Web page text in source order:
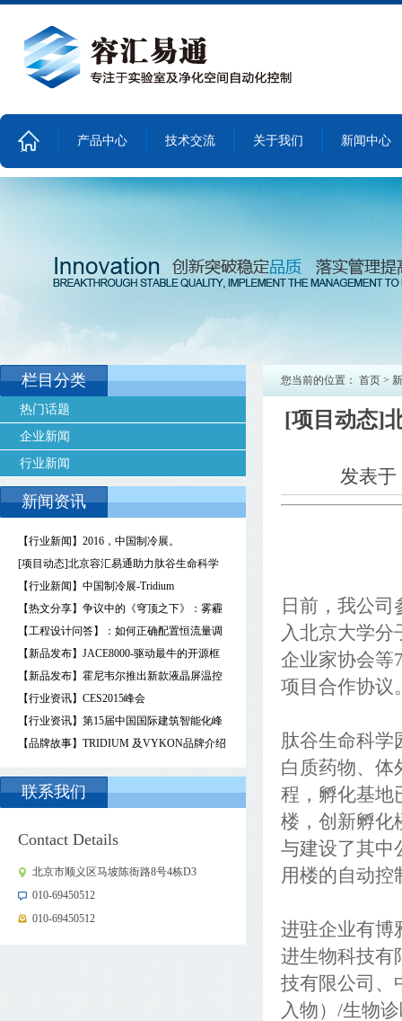
产品中心 技术交流 关于我们 新闻中心
您当前的位置： 首页 >
[项目动态]
发表于
日前，我公
入北京大学
企业家协会等
项目合作协议
肽谷生命科学
白质药物、体
程，孵化基地
楼，创新孵化
与建设了其中
用楼的自动控
进驻企业有博
进生物科技有
技有限公司、
入物） /生物
栏目分类
热门话题
企业新闻
行业新闻
新闻资讯
【行业新闻】2016，中国制冷展。
[项目动态]北京容汇易通助力肽谷生命科学
园抢占未来生物医药研究领域至高点
【行业新闻】中国制冷展-Tridium
【热文分享】争议中的《穹顶之下》：雾霾
存在于空气，还是人心？
【工程设计问答】：如何正确配置恒流量调
节阀和恒压差调节阀？
【新品发布】JACE8000-驱动最牛的开源框
架【新品发布】霍尼韦尔推出新款液晶屏温控
器【行业资讯】CES2015峰会
【行业资讯】第15届中国国际建筑智能化峰
会【品牌故事】TRIDIUM 及VYKON品牌介绍
联系我们
Contact Details
北京市顺义区马坡陈衙路8号4栋D3
010-69450512
010-69450512